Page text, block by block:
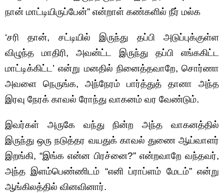
நான் மாட்டியிருப்பேன்” என்றாள் கண்களில் நீர் மல்க
‘சரி தான், சட்டியில் இருந்து தப்பி அடுப்புக்குள்ள
விழுந்த மாதிரி, அவன்ட்ட இருந்து தப்பி எங்ககிட்ட
மாட்டிக்கிட்ட’ என்று மனதில் நினைத்தவாறே, சொர்ணா
அவளை நெருங்க, அந்நேரம் பார்த்துத் தானா அந்த
இரவு நேரக் காவல் ரோந்து வாகனம் வர வேண்டும்.
இவர்கள் அருகே வந்து நின்ற அந்த வாகனத்தில்
இருந்து ஒரு நடுத்தர வயதுக் காவல் துணை ஆய்வாளர்
இறங்கி, “இங்க என்ன பிரச்னை?” என்றவாறே வந்தவர்,
அந்த இளம்பெண்ணிடம் “எனி ப்ராப்ளம் மேடம்” என்று
ஆங்கிலத்தில் வினவினார்.